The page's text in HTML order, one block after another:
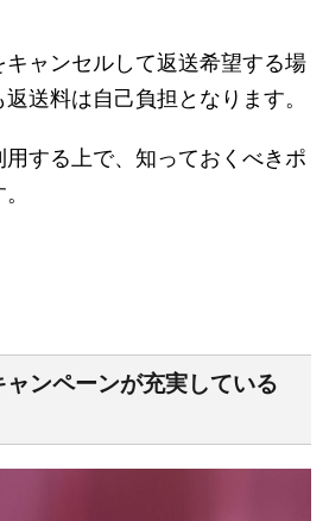
キャンセルして返送希望する場
返送料は自己負担となります。
する上で、知っておくべきポ
ンペーンが充実している